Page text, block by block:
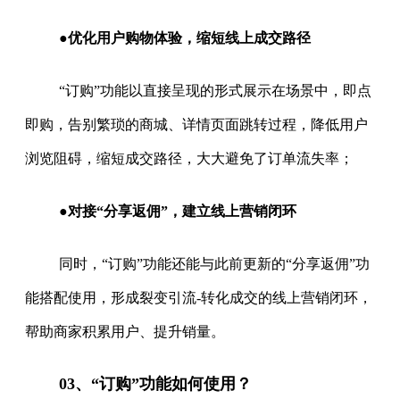
●优化用户购物体验，缩短线上成交路径
“订购”功能以直接呈现的形式展示在场景中，即点
即购，告别繁琐的商城、详情页面跳转过程，降低用户
浏览阻碍，缩短成交路径，大大避免了订单流失率；
●对接“分享返佣”，建立线上营销闭环
同时，“订购”功能还能与此前更新的“分享返佣”功
能搭配使用，形成裂变引流-转化成交的线上营销闭环，
帮助商家积累用户、提升销量。
03、“订购”功能如何使用？